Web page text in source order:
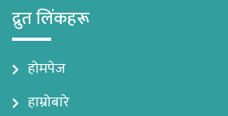
द्रुत लिंकहरू
होमपेज
हाम्रोबारे